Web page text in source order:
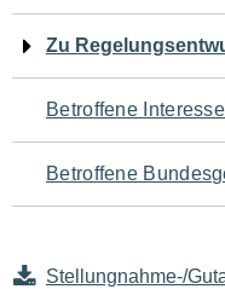
für
den
Seiteninhalt
Zu
Betroffene
Betroffene
Stellungnahme-/